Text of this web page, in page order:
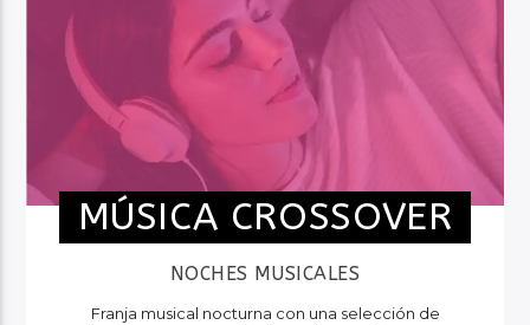
MÚSICA CROSSOVER
NOCHES MUSICALES
Franja musical nocturna con una selección de